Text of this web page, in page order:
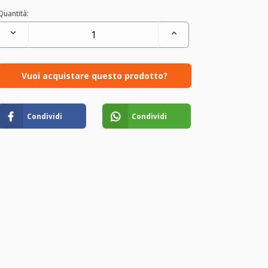
Vuoi acquistare questo prodotto?
Condividi Condividi